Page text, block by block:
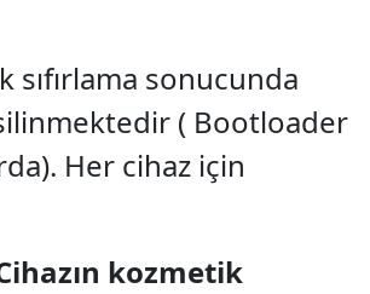
sıfırlama sonucunda
( Bootloader
Her cihaz için
kozmetik